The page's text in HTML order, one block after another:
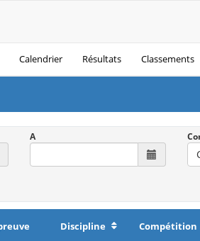
Calendrier Résultats Classements
A
Discipline Compétition